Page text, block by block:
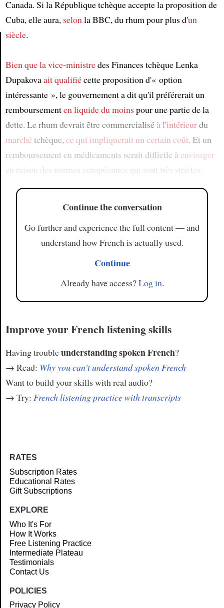
Article
Canada. Si la République tchèque accepte la proposition de
Cuba, elle aura, selonla BBC, du rhum pour plus d'un
siècle.
Bien quela vice-ministredes Finances tchèque Lenka
Dupakovaait qualifiécette proposition d'« option
intéressante », le gouvernement a dit qu'il préférerait un
remboursementen liquidedu moinspour une partie de la
dette. Le rhum devrait être commercialiséà l'intérieurdu
marchétchèque,ce qui impliqueraitun certain coût. Et un
remboursement en médicaments serait difficile àenvisager
en raison des normes européennes qui sont très strictes.
Continue the conversation
Go further and experience the full content — and
understand how French is actually used.
Continue
Already have access?Log in.
Improve your French listening skills
Having troubleunderstanding spoken French?
→ Read: Why you can't understand spoken French
Want to build your skills with real audio?
→ Try: French listening practice with transcripts
RATES
Subscription Rates
Educational Rates
Gift Subscriptions
EXPLORE
Who It's For
How It Works
Free Listening Practice
Intermediate Plateau
Testimonials
Contact Us
POLICIES
Privacy Policy